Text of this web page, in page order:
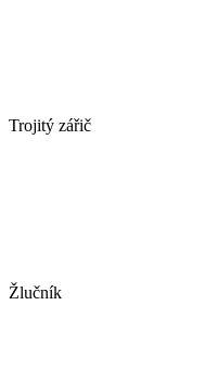
Trojitý zářič
Žlučník